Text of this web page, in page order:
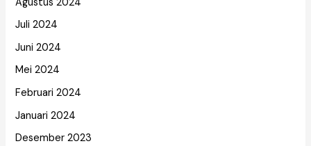
Juli 2024
Juni 2024
Mei 2024
Februari 2024
Januari 2024
Desember 2023